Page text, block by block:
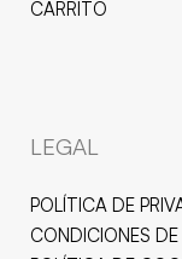
CARRITO
LEGAL
POLÍTICA DE
CONDICIONES